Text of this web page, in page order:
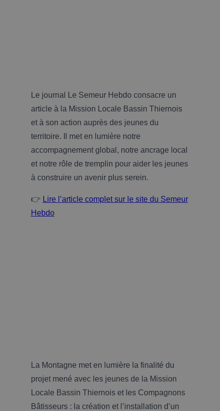
Le journal Le Semeur Hebdo consacre un
article à la Mission Locale Bassin Thiernois
et à son action auprès des jeunes du
territoire. Il met en lumière notre
accompagnement global, notre ancrage local
et notre rôle de tremplin pour aider les jeunes
à construire un avenir plus serein.
👉 Lire l’article complet sur le site du Semeur
Hebdo
La Montagne met en lumière la finalité du
projet mené avec les jeunes de la Mission
Locale Bassin Thiernois et les Compagnons
Bâtisseurs : la création et l’installation d’un